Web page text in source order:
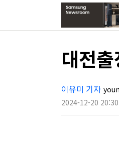
대전
이유미 기자
2024-12-20